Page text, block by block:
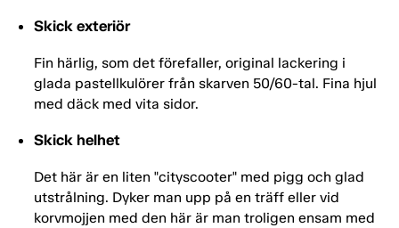
Skick exteriör
Fin härlig, som det förefaller, original lackering i
glada pastellkulörer från skarven 50/60-tal. Fina hjul
med däck med vita sidor.
Skick helhet
Det här är en liten "cityscooter" med pigg och glad
utstrålning. Dyker man upp på en träff eller vid
korvmojjen med den här är man troligen ensam med